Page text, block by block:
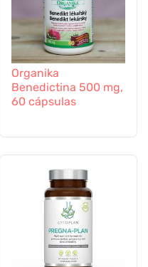
Organika
Benedictina 500 mg,
60 cápsulas